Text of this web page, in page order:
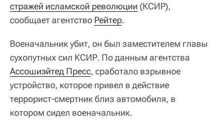
стражей исламской революции (КСИР),
сообщает агентство Рейтер.
Военачальник убит, он был заместителем главы
сухопутных сил КСИР. По данным агентства
Ассошиэйтед Пресс, сработало взрывное
устройство, которое привел в действие
террорист-смертник близ автомобиля, в
котором сидел военачальник.